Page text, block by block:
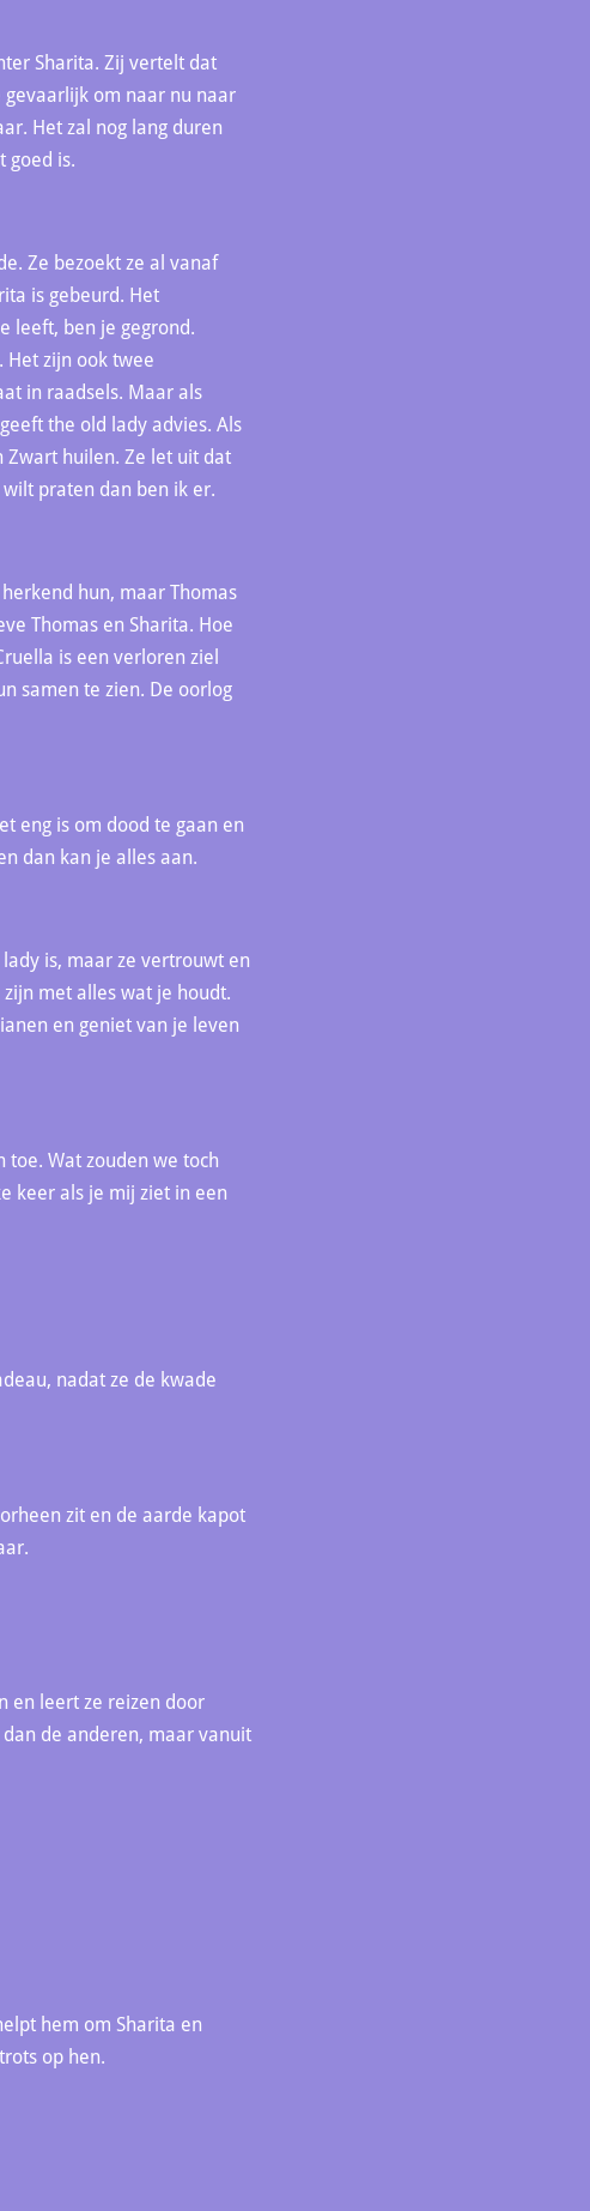
Sharita. Zij vertelt dat
om naar nu naar
Het zal nog lang duren
goed is.
Ze bezoekt ze al vanaf
is gebeurd. Het
leeft, ben je gegrond.
zijn ook twee
in raadsels. Maar als
the old lady advies. Als
Zwart huilen. Ze let uit dat
praten dan ben ik er.
hun, maar Thomas
Thomas en Sharita. Hoe
is een verloren ziel
samen te zien. De oorlog
eng is om dood te gaan en
dan kan je alles aan.
is, maar ze vertrouwt en
met alles wat je houdt.
en geniet van je leven
Wat zouden we toch
keer als je mij ziet in een
nadat ze de kwade
zit en de aarde kapot
en leert ze reizen door
de anderen, maar vanuit
hem om Sharita en
op hen.